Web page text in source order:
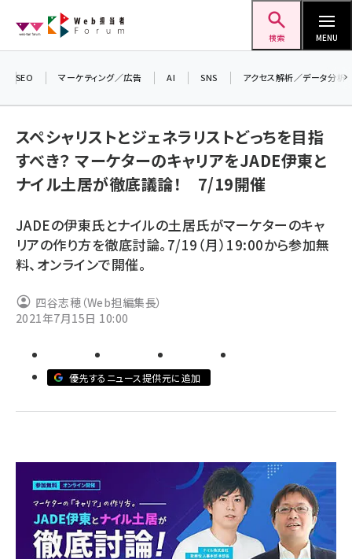
ン
検索 MENU
seo (3532)
youtube (2441)
note (2317)
セミナー (2310)
z世代 (1623)
meo (1277)
llmo (1167)
SEO マーケティング／広告 AI SNS アクセス解析／データ分析
スペシャリストとジェネラリストどっちを目指
すべき？ マーケターのキャリアをJADE伊東と
ナイル土居が徹底議論！ 7/19開催
JADEの伊東氏とナイルの土居氏がマーケターのキャ
リアの作り方を徹底討論。7/19（月）19:00から参加無
料、オンラインで開催。
四谷志穂（Web担編集長）
2021年7月15日 10:00
優先するニュース提供元に追加